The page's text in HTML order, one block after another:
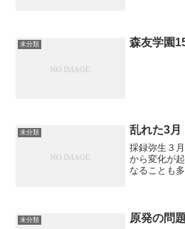
未分類 森友学園
未分類 乱れた3月
採録弥生３
から変化が
なることも
迷を深めさ
未分類 原発の問